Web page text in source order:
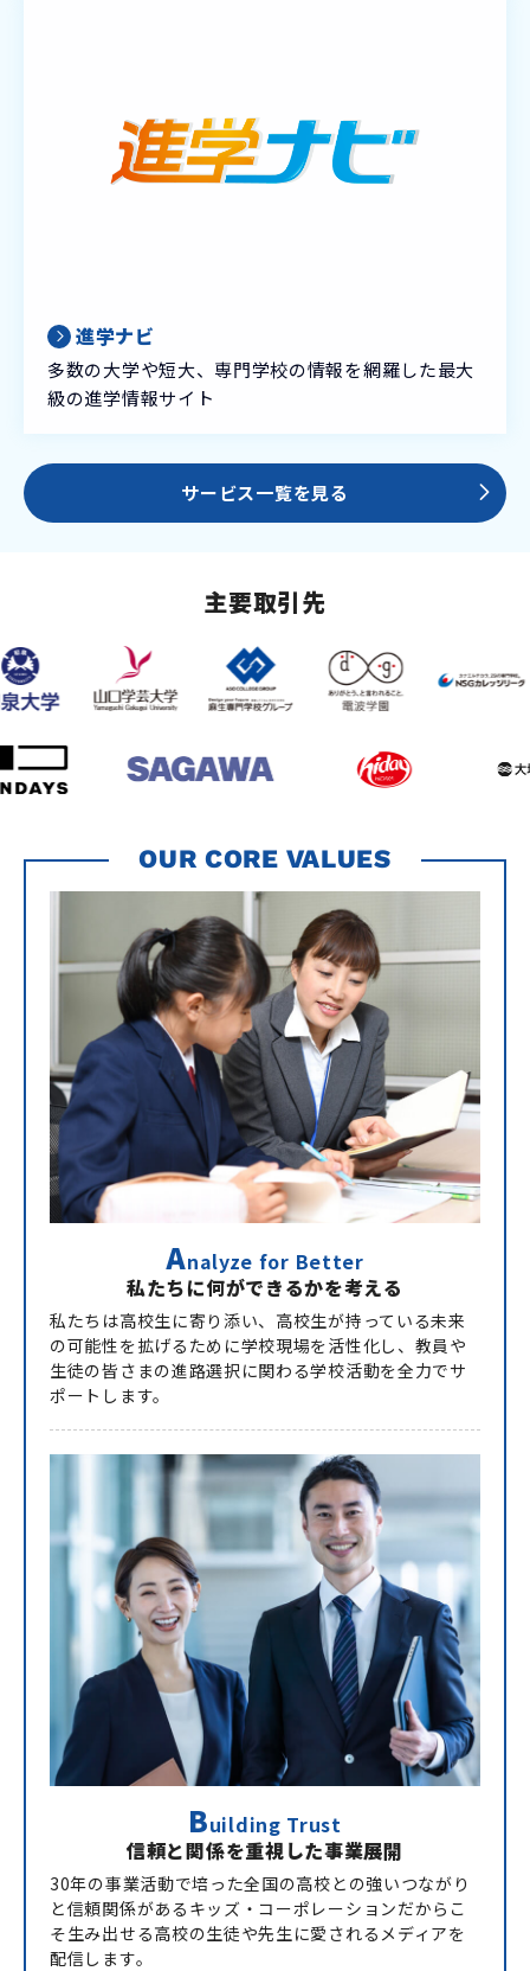
進学ナビ
多数の大学や短大、専門学校の情報を網羅した最大
級の進学情報サイト
サービス一覧を見る
主要取引先
OUR CORE VALUES
Analyze for Better
私たちに何ができるかを考える
私たちは高校生に寄り添い、高校生が持っている未来
の可能性を拡げるために学校現場を活性化し、教員や
生徒の皆さまの進路選択に関わる学校活動を全力でサ
ポートします。
Building Trust
信頼と関係を重視した事業展開
30年の事業活動で培った全国の高校との強いつながり
と信頼関係があるキッズ・コーポレーションだからこ
そ生み出せる高校の生徒や先生に愛されるメディアを
配信します。